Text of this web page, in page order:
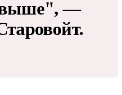
выше", —